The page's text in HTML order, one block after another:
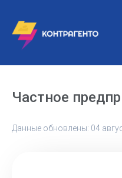
Частное
Данные обновлены: 04